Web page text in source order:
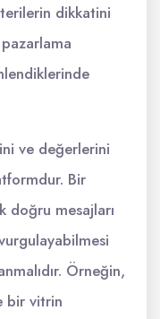
dikkatini
ve değerlerini
Bir
doğru mesajları
Örneğin,
bir vitrin